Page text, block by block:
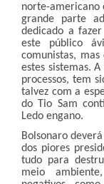
norte-americano
grande parte
dedicado a
este público
comunistas,
estes sistemas.
processos, tem
talvez com a
do Tio Sam
Ledo engano.
Bolsonaro
dos piores
tudo para
meio